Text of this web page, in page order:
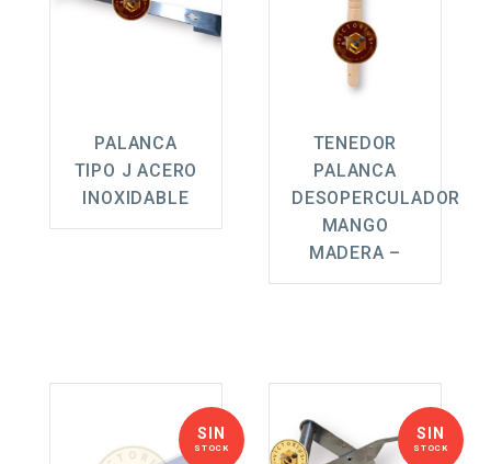
PALANCA
TIPO J ACERO
INOXIDABLE
TENEDOR
PALANCA
DESOPERCULADOR
MANGO
MADERA –
SIN
STOCK
SIN
STOCK